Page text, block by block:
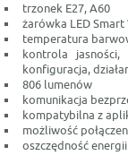
trzonek E27, A60
żarówka LED Smart
temperatura
kontrola
konfiguracja,
806 lumenów
komunikacja
kompatybilna z
możliwość
oszczędność